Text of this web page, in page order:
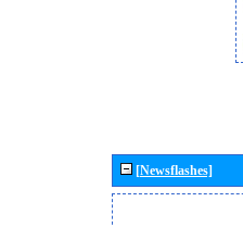
[Newsflashes]